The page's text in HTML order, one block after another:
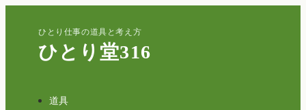
ひとり仕事の道具と考え方
ひとり堂316
道具